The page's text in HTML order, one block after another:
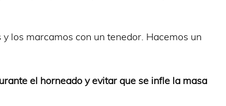
los marcamos con un tenedor. Hacemos un
el horneado y evitar que se infle la masa